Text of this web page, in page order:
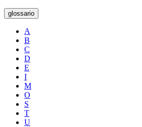
glossario
A
B
C
D
E
I
M
O
S
T
U